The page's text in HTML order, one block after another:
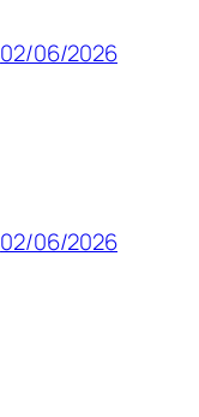
02/06/2026
02/06/2026